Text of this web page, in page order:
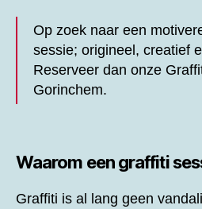
Op zoek naar een
sessie; origineel, creatief
Reserveer dan onze
Gorinchem.
Waarom een graffiti
Graffiti is al lang geen